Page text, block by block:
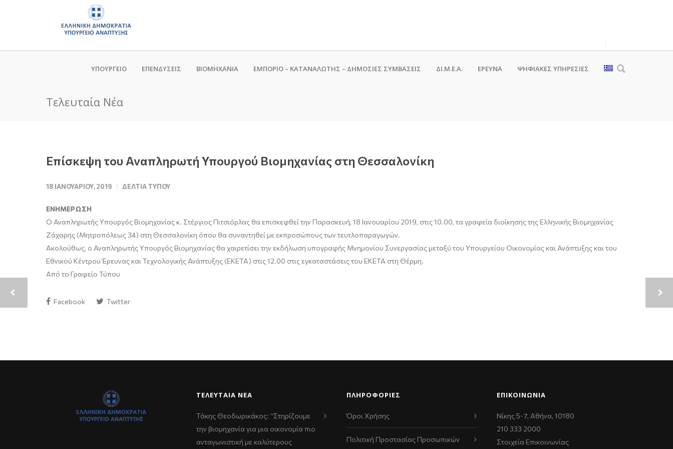
ΥΠΟΥΡΓΕΙΟ ΕΠΕΝΔΥΣΕΙΣ ΒΙΟΜΗΧΑΝΙΑ ΕΜΠΟΡΙΟ – ΚΑΤΑΝΑΛΩΤΗΣ – ΔΗΜΟΣΙΕΣ ΣΥΜΒΑΣΕΙΣ ΔΙ.Μ.Ε.Α. ΕΡΕΥΝΑ ΨΗΦΙΑΚΈΣ ΥΠΗΡΕΣΊΕΣ
Τελευταία Νέα
Επίσκεψη του Αναπληρωτή Υπουργού Βιομηχανίας στη Θεσσαλονίκη
18 ΙΑΝΟΥΑΡΊΟΥ, 2019 ΔΕΛΤΊΑ ΤΎΠΟΥ
ΕΝΗΜΕΡΩΣΗ
Ο Αναπληρωτής Υπουργός Βιομηχανίας κ. Στέργιος Πιτσιόρλας θα επισκεφθεί την Παρασκευή, 18 Ιανουαρίου 2019, στις 10.00, τα γραφεία διοίκησης της Ελληνικής Βιομηχανίας
Ζάχαρης (Μητροπόλεως 34) στη Θεσσαλονίκη όπου θα συναντηθεί με εκπροσώπους των τευτλοπαραγωγών.
Ακολούθως, ο Αναπληρωτής Υπουργός Βιομηχανίας θα χαιρετίσει την εκδήλωση υπογραφής Μνημονίου Συνεργασίας μεταξύ του Υπουργείου Οικονομίας και Ανάπτυξης και του
Εθνικού Κέντρου Έρευνας και Τεχνολογικής Ανάπτυξης (ΕΚΕΤΑ) στις 12.00 στις εγκαταστάσεις του ΕΚΕΤΑ στη Θέρμη.
Από το Γραφείο Τύπου
Facebook Twitter
ΤΕΛΕΥΤΑΊΑ ΝΈΑ
Τάκης Θεοδωρικάκος: “Στηρίζουμε
την βιομηχανία για μια οικονομία πιο
ανταγωνιστική με καλύτερους
ΠΛΗΡΟΦΟΡΙΕΣ
Όροι Χρήσης
Πολιτική Προστασίας Προσωπικών
ΕΠΙΚΟΙΝΩΝΊΑ
Νίκης 5-7, Αθήνα, 10180
210 333 2000
Στοιχεία Επικοινωνίας